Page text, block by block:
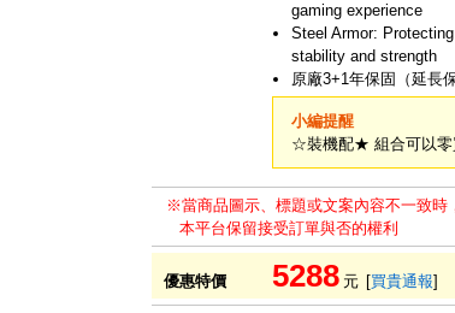
gaming experience
Steel Armor:
stability and strength
原廠3+1年保固（延長
小編提醒
☆裝機配★ 組合可以零
※當商品圖示、標題或文案內容不一致時
本平台保留接受訂單與否的權利
優惠特價 5288 元 [買貴通報]